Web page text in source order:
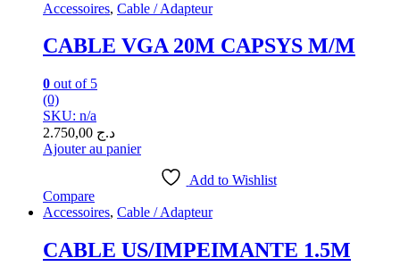
Accessoires, Cable / Adapteur
CABLE VGA 20M CAPSYS M/M
0 out of 5
(0)
SKU: n/a
د.ج
Ajouter au panier
Add to Wishlist
Compare
Accessoires, Cable / Adapteur
CABLE US/IMPEIMANTE 1.5M